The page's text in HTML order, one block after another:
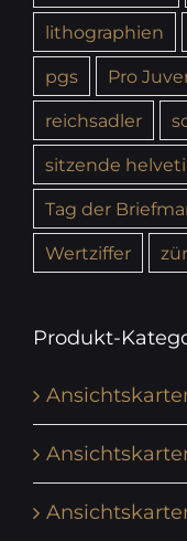
lithographien
pgs
Pro
reichsadler
sitzende
Tag der
Wertziffer
Produkt-